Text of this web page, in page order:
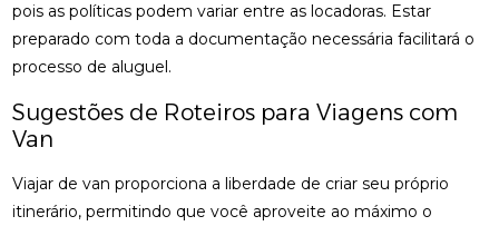
pois as políticas podem variar entre as locadoras. Estar
preparado com toda a documentação necessária facilitará o
processo de aluguel.
Sugestões de Roteiros para Viagens com
Van
Viajar de van proporciona a liberdade de criar seu próprio
itinerário, permitindo que você aproveite ao máximo o